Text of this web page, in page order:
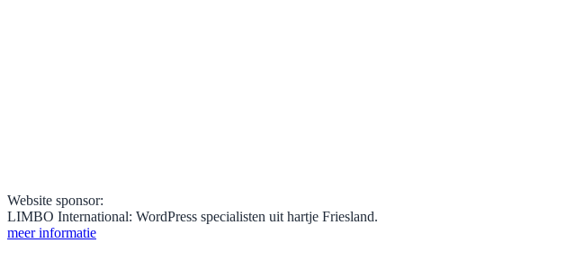
Website sponsor:
LIMBO International: WordPress specialisten uit hartje Friesland.
meer informatie